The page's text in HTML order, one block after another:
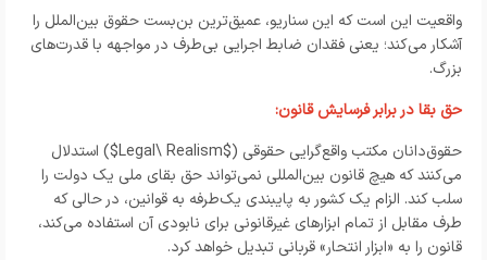
واقعیت این است که این سناریو، عمیق‌ترین بن‌بست حقوق بین‌الملل را
آشکار می‌کند؛ یعنی فقدان ضابط اجرایی بی‌طرف در مواجهه با قدرت‌های
بزرگ.
حق بقا در برابر فرسایش قانون:
حقوق‌دانان مکتب واقع‌گرایی حقوقی ($Legal\ Realism$) استدلال
می‌کنند که هیچ قانون بین‌المللی نمی‌تواند حق بقای ملی یک دولت را
سلب کند. الزام یک کشور به پایبندی یک‌طرفه به قوانین، در حالی که
طرف مقابل از تمام ابزارهای غیرقانونی برای نابودی آن استفاده می‌کند،
قانون را به «ابزار انتحار» قربانی تبدیل خواهد کرد.